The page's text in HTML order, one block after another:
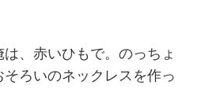
、赤いひもで。のっちょ
ろいのネックレスを作っ